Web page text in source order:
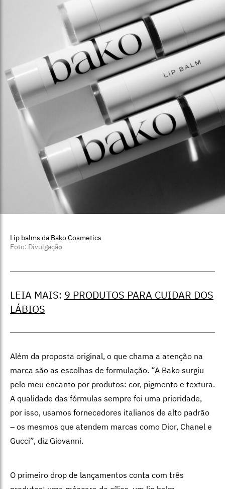
Lip balms da Bako Cosmetics
Foto: Divulgação
LEIA MAIS: 9 PRODUTOS PARA CUIDAR DOS
LÁBIOS
Além da proposta original, o que chama a atenção na
marca são as escolhas de formulação. “A Bako surgiu
pelo meu encanto por produtos: cor, pigmento e textura.
A qualidade das fórmulas sempre foi uma prioridade,
por isso, usamos fornecedores italianos de alto padrão
– os mesmos que atendem marcas como Dior, Chanel e
Gucci”, diz Giovanni.
O primeiro drop de lançamentos conta com três